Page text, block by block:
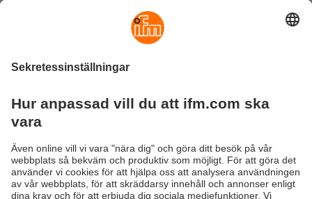
analoga givare och ställdon via AS-gränssnitt med
Gateway eller PLC. AS-i AirBox är en kombination av en
I/O-modul och en magnetventil. Den används inom
ventiler, klaffar eller skjutanordningar som drivs av vriddon.
tillförlitlig återkoppling från pneumatiska vriddons och
venilklaffars positioner.
På grund av användning av ett stötskydd är dessa enheter
lämpliga för användning inom explosionsfarliga områden.